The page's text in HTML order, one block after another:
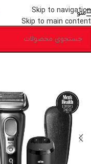
Skip to navigation
Skip to main content
منو